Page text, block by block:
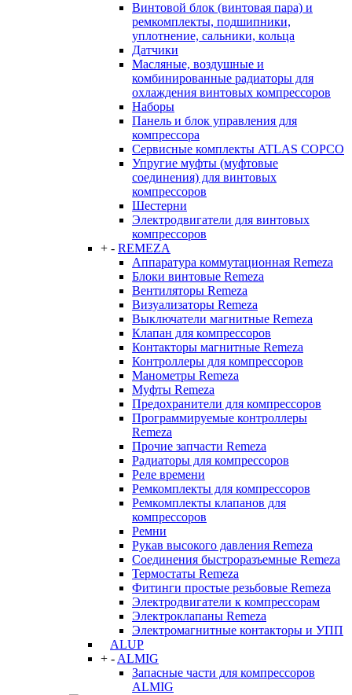
Винтовой блок (винтовая пара) и
ремкомплекты, подшипники,
уплотнение, сальники, кольца
Датчики
Масляные, воздушные и
комбинированные радиаторы для
охлаждения винтовых компрессоров
Наборы
Панель и блок управления для
компрессора
Сервисные комплекты ATLAS COPCO
Упругие муфты (муфтовые
соединения) для винтовых
компрессоров
Шестерни
Электродвигатели для винтовых
компрессоров
+ - REMEZA
Аппаратура коммутационная Remeza
Блоки винтовые Remeza
Вентиляторы Remeza
Визуализаторы Remeza
Выключатели магнитные Remeza
Клапан для компрессоров
Контакторы магнитные Remeza
Контроллеры для компрессоров
Манометры Remeza
Муфты Remeza
Предохранители для компрессоров
Программируемые контроллеры
Remeza
Прочие запчасти Remeza
Радиаторы для компрессоров
Реле времени
Ремкомплекты для компрессоров
Ремкомплекты клапанов для
компрессоров
Ремни
Рукав высокого давления Remeza
Соединения быстроразъемные Remeza
Термостаты Remeza
Фитинги простые резьбовые Remeza
Электродвигатели к компрессорам
Электроклапаны Remeza
Электромагнитные контакторы и УПП
ALUP
+ - ALMIG
Запасные части для компрессоров
ALMIG